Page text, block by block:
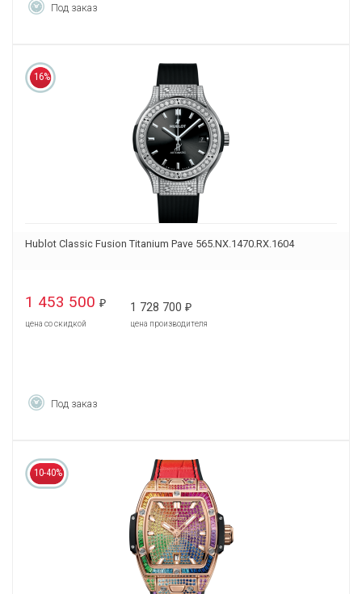
Под заказ
16%
Hublot Classic Fusion Titanium Pave 565.NX.1470.RX.1604
1 453 500 ₽
цена со скидкой
1 728 700 ₽
цена производителя
Под заказ
10-40%